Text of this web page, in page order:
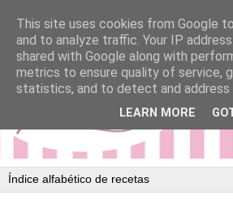
This site uses cookies from Google
and to analyze traffic. Your IP
shared with Google along with
metrics to ensure quality of service,
statistics, and to detect and address
LEARN MORE